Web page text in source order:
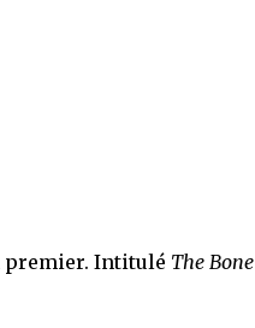
premier. Intitulé The Bone